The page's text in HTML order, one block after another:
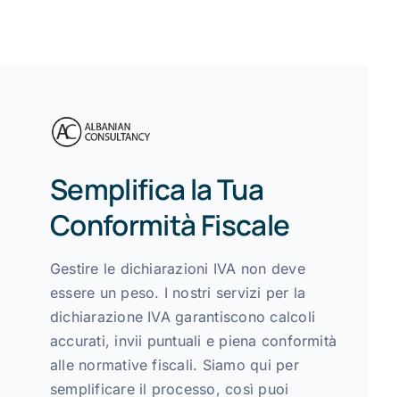
Semplifica la Tua
Conformità Fiscale
Gestire le dichiarazioni IVA non deve
essere un peso. I nostri servizi per la
dichiarazione IVA garantiscono calcoli
accurati, invii puntuali e piena conformità
alle normative fiscali. Siamo qui per
semplificare il processo, così puoi